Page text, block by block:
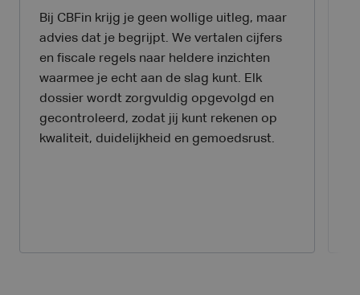
Bij CBFin krijg je geen wollige uitleg, maar
advies dat je begrijpt. We vertalen cijfers
en fiscale regels naar heldere inzichten
waarmee je echt aan de slag kunt. Elk
dossier wordt zorgvuldig opgevolgd en
gecontroleerd, zodat jij kunt rekenen op
kwaliteit, duidelijkheid en gemoedsrust.